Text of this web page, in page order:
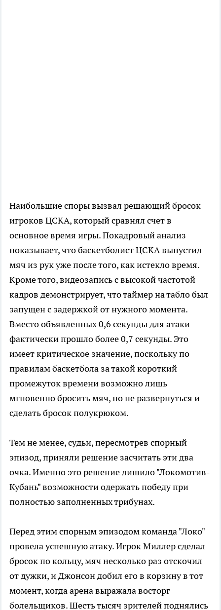
Наибольшие споры вызвал решающий бросок
игроков ЦСКА, который сравнял счет в
основное время игры. Покадровый анализ
показывает, что баскетболист ЦСКА выпустил
мяч из рук уже после того, как истекло время.
Кроме того, видеозапись с высокой частотой
кадров демонстрирует, что таймер на табло был
запущен с задержкой от нужного момента.
Вместо объявленных 0,6 секунды для атаки
фактически прошло более 0,7 секунды. Это
имеет критическое значение, поскольку по
правилам баскетбола за такой короткий
промежуток времени возможно лишь
мгновенно бросить мяч, но не развернуться и
сделать бросок полукрюком.
Тем не менее, судьи, пересмотрев спорный
эпизод, приняли решение засчитать эти два
очка. Именно это решение лишило "Локомотив-
Кубань" возможности одержать победу при
полностью заполненных трибунах.
Перед этим спорным эпизодом команда "Локо"
провела успешную атаку. Игрок Миллер сделал
бросок по кольцу, мяч несколько раз отскочил
от дужки, и Джонсон добил его в корзину в тот
момент, когда арена выражала восторг
болельщиков. Шесть тысяч зрителей поднялись